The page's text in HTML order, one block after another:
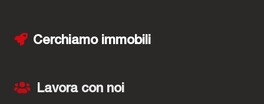
Cerchiamo immobili
Lavora con noi